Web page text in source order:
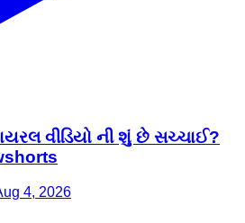
વીડિયો ની શું છે સચ્ચાઈ?
4, 2026